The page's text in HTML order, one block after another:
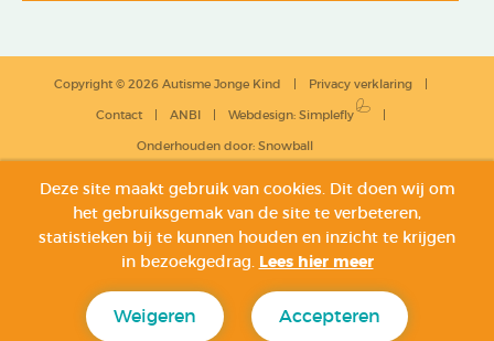
Copyright © 2026 Autisme Jonge Kind Privacy verklaring
Contact ANBI Webdesign: Simplefly
Onderhouden door: Snowball
Deze site maakt gebruik van cookies. Dit doen wij om
het gebruiksgemak van de site te verbeteren,
statistieken bij te kunnen houden en inzicht te krijgen
in bezoekgedrag. Lees hier meer
Weigeren Accepteren